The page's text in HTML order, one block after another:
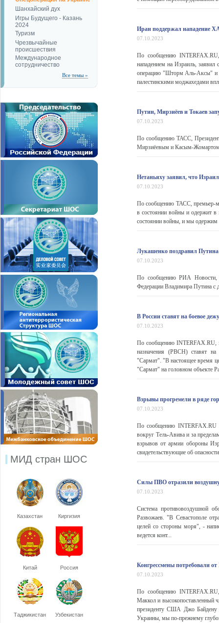
Шанхайский дух
Игры Будущего - Казань
2024
Туризм
Чрезвычайные
происшествия
Международное
сотрудничество
Все темы »
МИД стран ШОС
Казахстан Киргизия
Китай Россия
Таджикистан Узбекистан
Иран поддержал нападение
07.10.2023
По сообщению
нападением на Израиль,
операцию "Шторм Аль-Аксы" и
палестинскими моджахедами
Путин, Мирзиёев и Токаев
07.10.2023
По сообщению ТАСС,
Мирзиёевым и Касым-Жомартом
Нетаньяху заявил, что
07.10.2023
По сообщению ТАСС, премьер-
в состоянии войны и одержит в
состоянии войны, и мы одержим
Лукашенко поздравил Путина
07.10.2023
По сообщению РИА Новости,
Федерации Владимира Путина с
В России ставят на боевое
07.10.2023
По сообщению INTERFAX.RU,
назначения (РВСН) ставят на
"Сармат". "В настоящее время
"Сармат" на головном объекте
Взрывы прогремели в ряде
07.10.2023
По сообщению INTERFAX.RU
вокруг Тель-Авива и за
взрывов от армии обороны
свидетельствующие об
Силы ПВО отразили
07.10.2023
Система противовоздушной
Развожаев. "В Севастополе
целей со стороны моря", -
ведется конт...
Конгрессмены потребовали
07.10.2023
По сообщению INTERFAX.RU,
Маккол и высокопоставленный
президенту США Джо Байдену
Украины, мы по-прежнему